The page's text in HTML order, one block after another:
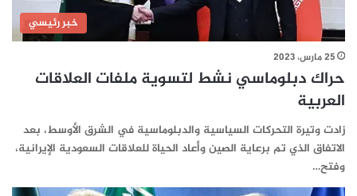
خبر رئيسي
25 مارس، 2023
حراك دبلوماسي نشط لتسوية ملفات العلاقات
العربية
زادت وتيرة التحركات السياسية والدبلوماسية في الشرق الأوسط، بعد
الاتفاق الذي تم برعاية الصين وأعاد الحياة للعلاقات السعودية الإيرانية،
وفتح…